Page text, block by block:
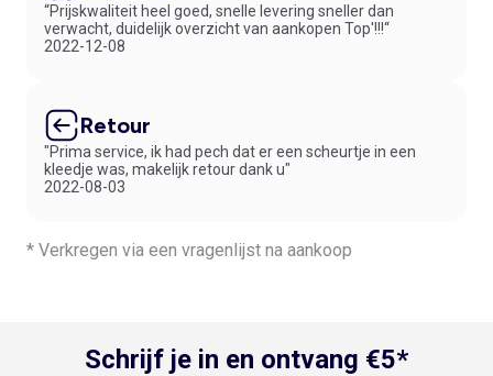
“Prijskwaliteit heel goed, snelle levering sneller dan
verwacht, duidelijk overzicht van aankopen Top'!!!“
2022-12-08
Retour
"Prima service, ik had pech dat er een scheurtje in een
kleedje was, makelijk retour dank u"
2022-08-03
* Verkregen via een vragenlijst na aankoop
Schrijf je in en ontvang €5*